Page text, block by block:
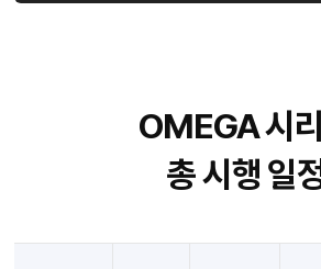
OMEGA 시
총 시행 일